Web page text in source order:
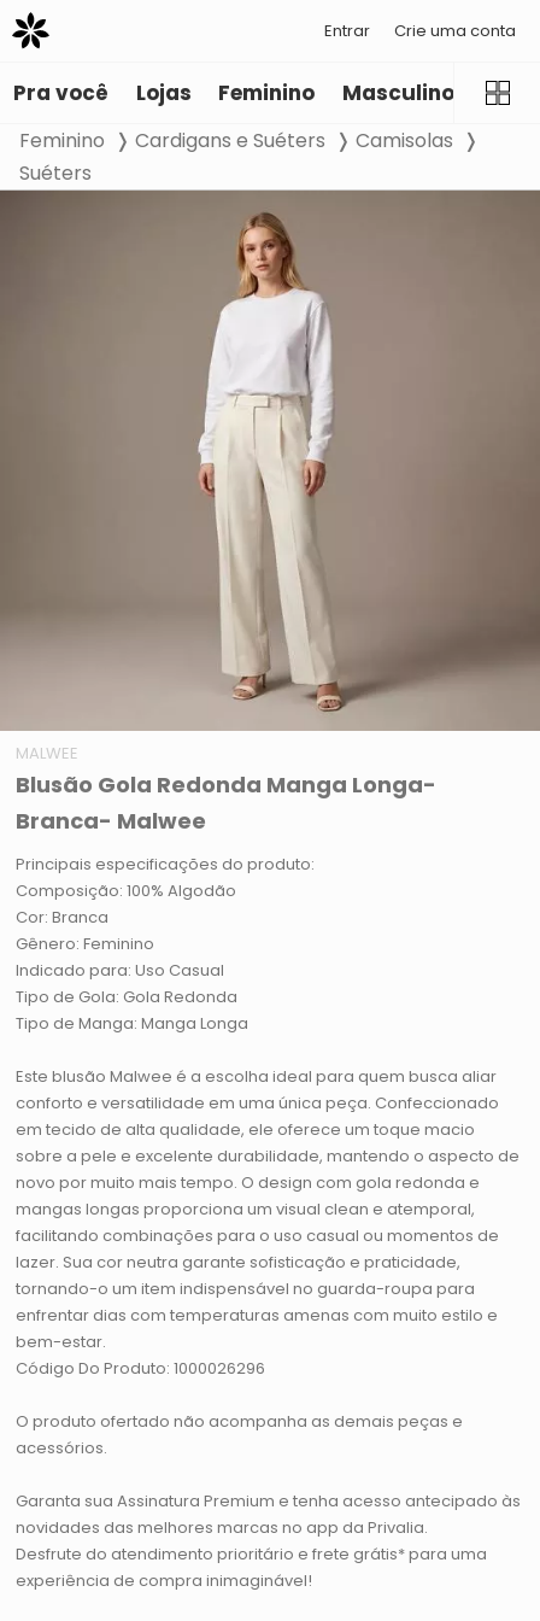
Entrar Crie uma conta
Pra você Lojas Feminino Masculino
Feminino Cardigans e Suéters
Camisolas
Suéters
MALWEE
Blusão Gola Redonda Manga Longa-
Branca- Malwee
Principais especificações do produto:
Composição: 100% Algodão
Cor: Branca
Gênero: Feminino
Indicado para: Uso Casual
Tipo de Gola: Gola Redonda
Tipo de Manga: Manga Longa
Este blusão Malwee é a escolha ideal para quem busca aliar
conforto e versatilidade em uma única peça. Confeccionado
em tecido de alta qualidade, ele oferece um toque macio
sobre a pele e excelente durabilidade, mantendo o aspecto de
novo por muito mais tempo. O design com gola redonda e
mangas longas proporciona um visual clean e atemporal,
facilitando combinações para o uso casual ou momentos de
lazer. Sua cor neutra garante sofisticação e praticidade,
tornando-o um item indispensável no guarda-roupa para
enfrentar dias com temperaturas amenas com muito estilo e
bem-estar.
Código Do Produto: 1000026296
O produto ofertado não acompanha as demais peças e
acessórios.
Garanta sua Assinatura Premium e tenha acesso antecipado às
novidades das melhores marcas no app da Privalia.
Desfrute do atendimento prioritário e frete grátis* para uma
experiência de compra inimaginável!